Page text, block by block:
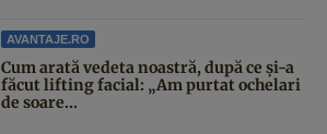
AVANTAJE.RO
Cum arată vedeta noastră, după ce și-a
făcut lifting facial: „Am purtat ochelari
de soare...